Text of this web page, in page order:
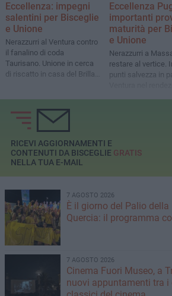
Eccellenza: impegni
salentini per Bisceglie
e Unione
Nerazzurri al Ventura contro
il fanalino di coda
Taurisano. Unione in cerca
di riscatto in casa del Brilla
Eccellenza
importanti
maturità per
e Unione
Nerazzurri a
restare al vertice.
punti salvezza in
Ventura nel
RICEVI AGGIORNAMENTI E
CONTENUTI DA BISCEGLIE GRATIS
NELLA TUA E-MAIL
7 AGOSTO 2026
È il giorno del Palio della
Quercia: il programma
7 AGOSTO 2026
Cinema Fuori Museo, a
nuovi appuntamenti tra i